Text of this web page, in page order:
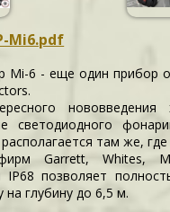
Mi6.pdf
Mi-6 - еще один прибор
нововведения
светодиодного
там же,
Garrett, Whites,
IP68 позволяет
на глубину до 6,5 м.